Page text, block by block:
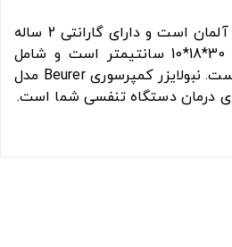
این نبولایزر ساخت کشور آلمان است و دارای گارانتی 2 ساله
است. ابعاد این دستگاه 30*18*10 سانتیمتر است و شامل
ماسک بزرگسال و کودک است. نبولایزر کمپرسوری Beurer مدل